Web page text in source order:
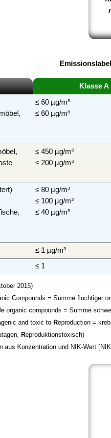
Klasse A
≤ 60 µg/m³
≤ 60 µg/m³
≤ 450 µg/m³
≤ 200 µg/m³
≤ 80 µg/m³
≤ 100 µg/m³
≤ 40 µg/m³
≤ 1 µg/m³
≤ 1
2015)
Compounds = Summe flüchtiger
organic compounds = Summe
and toxic to Reproduction =
Reproduktionstoxisch)
aus Konzentration und NIK-Wert